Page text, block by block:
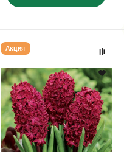
Гиацинт
"ВУДСТОК"
штуки
(размер
15/16)
Акция